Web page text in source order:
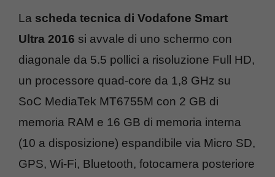
La scheda tecnica di Vodafone Smart
Ultra 2016 si avvale di uno schermo con
diagonale da 5.5 pollici a risoluzione Full HD,
un processore quad-core da 1,8 GHz su
SoC MediaTek MT6755M con 2 GB di
memoria RAM e 16 GB di memoria interna
(10 a disposizione) espandibile via Micro SD,
GPS, Wi-Fi, Bluetooth, fotocamera posteriore